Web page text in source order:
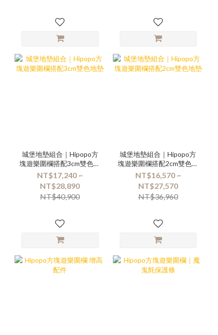
城堡地墊組合｜Hipopo方
塊遊樂圍欄搭配3cm雙色地
墊
NT$17,240 ~
NT$28,890
NT$40,900
城堡地墊組合｜Hipopo方
塊遊樂圍欄搭配2cm雙色地
墊
NT$16,570 ~
NT$27,570
NT$36,960